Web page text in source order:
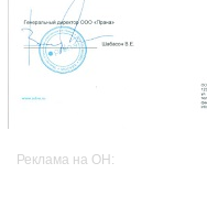
Реклама на OH: